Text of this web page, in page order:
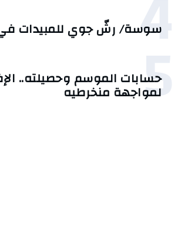
سوسة/ رشّ جوي للمبيدات
5
حسابات الموسم وحصيلته..
لمواجهة منخرطيه